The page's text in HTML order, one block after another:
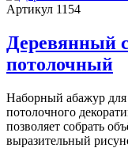
Артикул 1154
Деревянный
потолочный
Наборный абажур для
потолочного
позволяет собрать
выразительный